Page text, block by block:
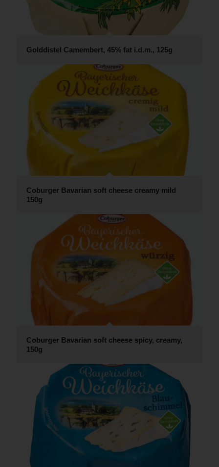
Golddistel Camembert, 45% fat i.d.m., 125g
Coburger Bavarian soft cheese creamy mild
150g
Coburger Bavarian soft cheese spicy, creamy,
150g